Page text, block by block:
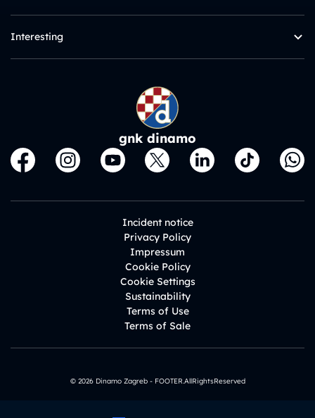
Interesting
gnk dinamo
Incident notice
Privacy Policy
Impressum
Cookie Policy
Cookie Settings
Sustainability
Terms of Use
Terms of Sale
© 2026 Dinamo Zagreb - FOOTER.AllRightsReserved